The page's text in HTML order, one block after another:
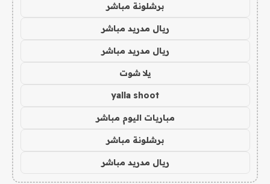
برشلونة مباشر
ريال مدريد مباشر
ريال مدريد مباشر
يلا شوت
yalla shoot
مباريات اليوم مباشر
برشلونة مباشر
ريال مدريد مباشر